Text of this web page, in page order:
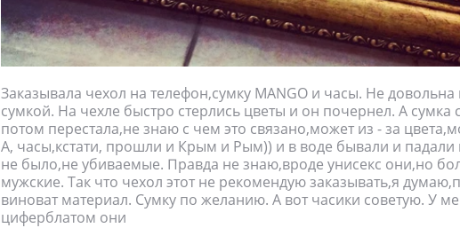
Заказывала чехол на телефон,сумку MANGO и часы. Не
сумкой. На чехле быстро стерлись цветы и он почернел. А сумка
потом перестала,не знаю с чем это связано,может из - за
А, часы,кстати, прошли и Крым и Рым)) и в воде бывали и падали
не было,не убиваемые. Правда не знаю,вроде унисекс они,но
мужские. Так что чехол этот не рекомендую заказывать,я
виноват материал. Сумку по желанию. А вот часики советую. У
циферблатом они